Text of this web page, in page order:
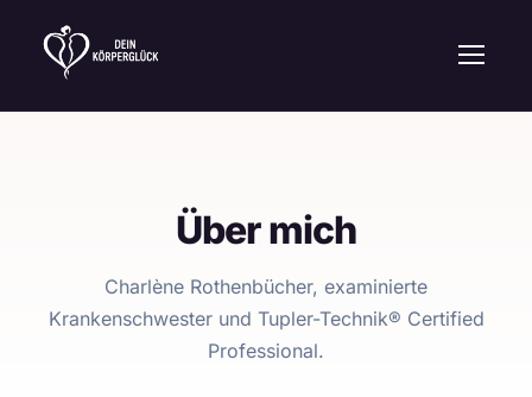
Über mich
Charlène Rothenbücher, examinierte
Krankenschwester und Tupler-Technik® Certified
Professional.